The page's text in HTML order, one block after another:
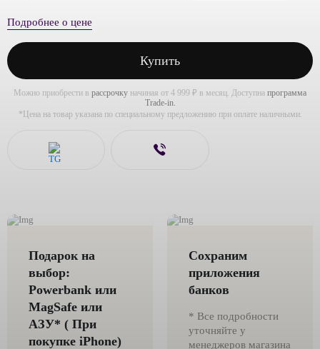
Подробнее о цене
Купить
Можно приобрести в рассрочку начиная от 4 999 ₽ в месяц. Доступна программа
Trade-in.
*Цена на товар указана по специальному предложению при оплате наличными.
Подарок на
выбор:
Powerbank или
MagSafe или
AЗУ* ( При
покупке iPhone)
Сохраним
приложения
банков
* Все подробности
уточняйте у
менеджеров магазина